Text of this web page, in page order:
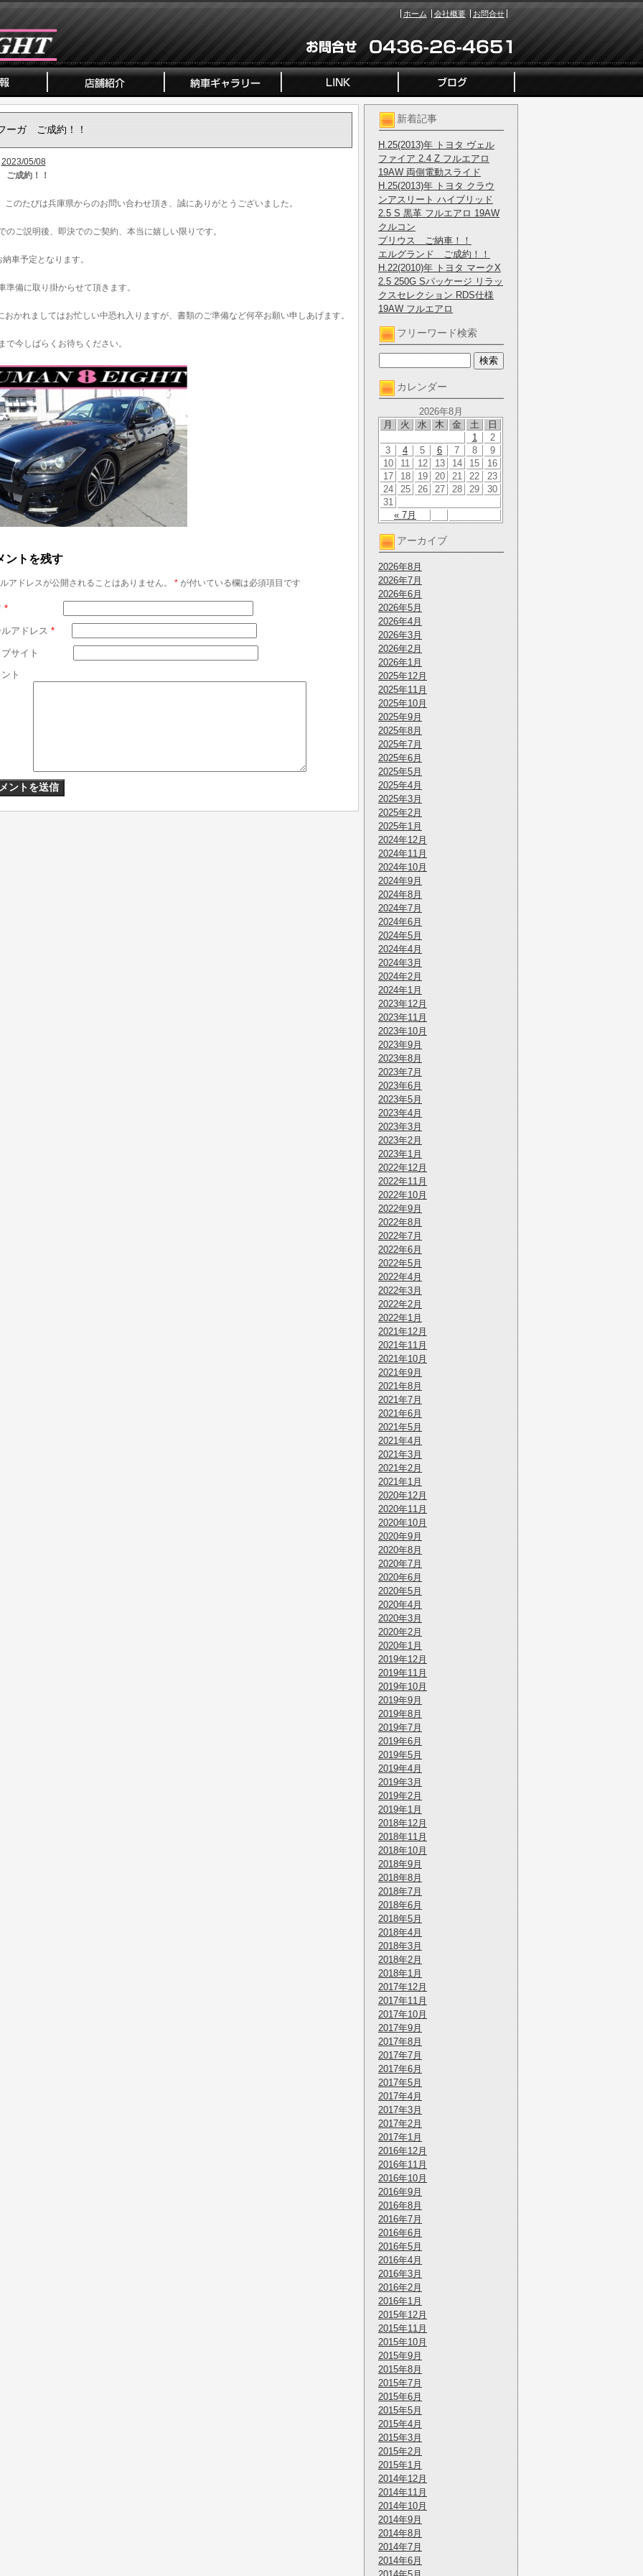
ホーム 会社概要 お問合せ
新着記事
H.25(2013)年 トヨタ ヴェル
ファイア 2.4 Z フルエアロ
19AW 両側電動スライド
H.25(2013)年 トヨタ クラウ
ンアスリート ハイブリッド
2.5 S 黒革 フルエアロ 19AW
クルコン
プリウス ご納車！！
エルグランド ご成約！！
H.22(2010)年 トヨタ マークX
2.5 250G Sパッケージ リラッ
クスセレクション RDS仕様
19AW フルエアロ
フリーワード検索
カレンダー
2026年8月
月
火 水 木 金 土 日
« 7月
1
2
3
4 5 6 7 8
9
10
11 12 13 14 15
16
17
18 19 20 21 22
23
24
25 26 27 28 29
30
31
アーカイブ
2026年8月
2026年7月
2026年6月
2026年5月
2026年4月
2026年3月
2026年2月
2026年1月
2025年12月
2025年11月
2025年10月
2025年9月
2025年8月
2025年7月
2025年6月
2025年5月
2025年4月
2025年3月
2025年2月
2025年1月
2024年12月
2024年11月
2024年10月
2024年9月
2024年8月
2024年7月
2024年6月
2024年5月
2024年4月
2024年3月
2024年2月
2024年1月
2023年12月
2023年11月
2023年10月
2023年9月
2023年8月
2023年7月
2023年6月
2023年5月
2023年4月
2023年3月
2023年2月
2023年1月
2022年12月
2022年11月
2022年10月
2022年9月
2022年8月
2022年7月
2022年6月
2022年5月
2022年4月
2022年3月
2022年2月
2022年1月
2021年12月
2021年11月
2021年10月
2021年9月
2021年8月
2021年7月
2021年6月
2021年5月
2021年4月
2021年3月
2021年2月
2021年1月
2020年12月
2020年11月
2020年10月
2020年9月
2020年8月
2020年7月
2020年6月
2020年5月
2020年4月
2020年3月
2020年2月
2020年1月
2019年12月
2019年11月
2019年10月
2019年9月
2019年8月
2019年7月
2019年6月
2019年5月
2019年4月
2019年3月
2019年2月
2019年1月
2018年12月
2018年11月
2018年10月
2018年9月
2018年8月
2018年7月
2018年6月
2018年5月
2018年4月
2018年3月
2018年2月
2018年1月
2017年12月
2017年11月
2017年10月
2017年9月
2017年8月
2017年7月
2017年6月
2017年5月
2017年4月
2017年3月
2017年2月
2017年1月
2016年12月
2016年11月
2016年10月
2016年9月
2016年8月
2016年7月
2016年6月
2016年5月
2016年4月
2016年3月
2016年2月
2016年1月
2015年12月
2015年11月
2015年10月
2015年9月
2015年8月
2015年7月
2015年6月
2015年5月
2015年4月
2015年3月
2015年2月
2015年1月
2014年12月
2014年11月
2014年10月
2014年9月
2014年8月
2014年7月
2014年6月
ーガ ご成約！！
2023/05/08
成約！！
このたびは兵庫県からのお問い合わせ頂き、誠にありがとうございました。
のご説明後、即決でのご契約、本当に嬉しい限りです。
車予定となります。
準備に取り掛からせて頂きます。
おかれましてはお忙しい中恐れ入りますが、書類のご準備など何卒お願い申しあげます。
で今しばらくお待ちください。
ントを残す
アドレスが公開されることはありません。 *が付いている欄は必須項目です
*
アドレス *
サイト
ト